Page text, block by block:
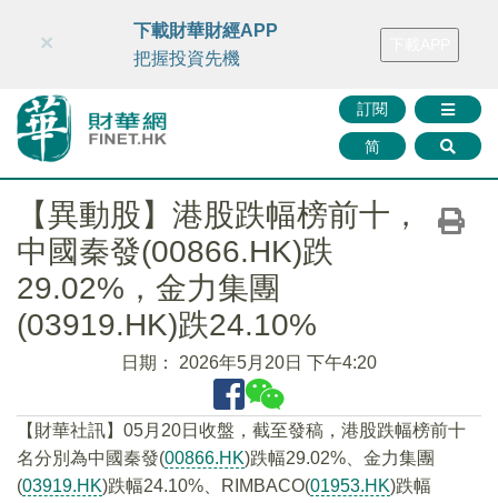
財華智庫網 FINTV FINMETA 財華證券 媒體矩陣
訂閱
简
×
下載財華財經APP
把握投資先機
【異動股】港股跌幅榜前十，
中國秦發(00866.HK)跌
29.02%，金力集團
(03919.HK)跌24.10%
日期： 2026年5月20日 下午4:20
【財華社訊】05月20日收盤，截至發稿，港股跌幅榜前十
名分別為中國秦發(00866.HK)跌幅29.02%、金力集團
(03919.HK)跌幅24.10%、RIMBACO(01953.HK)跌幅